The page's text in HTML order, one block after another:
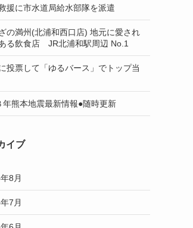
援に市水道局給水部隊を派遣
の満州(北浦和西口店) 地元に愛され
る飲食店 JR北浦和駅周辺 No.1
投票して「ゆるバース」でトップ当
年熊本地震最新情報●随時更新
イブ
8月
7月